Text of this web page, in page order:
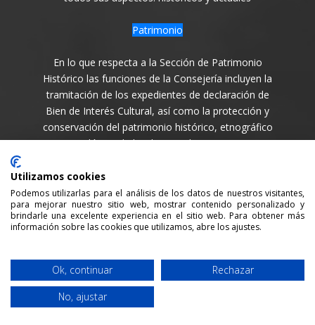
Patrimonio
En lo que respecta a la Sección de Patrimonio
Histórico las funciones de la Consejería incluyen la
tramitación de los expedientes de declaración de
Bien de Interés Cultural, así como la protección y
conservación del patrimonio histórico, etnográfico
y arqueológico de la Isla en todas sus variantes.
Consejería de Cultura y Patrimonio del Cabildo Insular
de La Palma / 2021 /Aviso legal/Política de Privacidad
/Política cookies
Utilizamos cookies
Podemos utilizarlas para el análisis de los datos de nuestros visitantes,
para mejorar nuestro sitio web, mostrar contenido personalizado y
brindarle una excelente experiencia en el sitio web. Para obtener más
información sobre las cookies que utilizamos, abre los ajustes.
Ok, continuar
Rechazar
No, ajustar